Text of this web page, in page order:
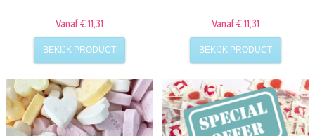
Vanaf € 11,31
BEKIJK PRODUCT
Vanaf € 11,31
BEKIJK PRODUCT